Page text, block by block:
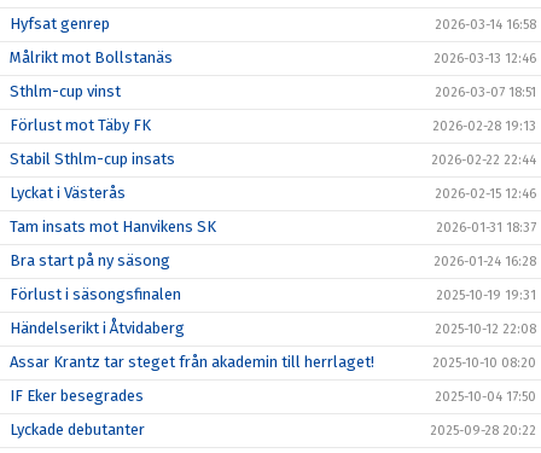
Hyfsat genrep 2026-03-14 16:58
Målrikt mot Bollstanäs 2026-03-13 12:46
Sthlm-cup vinst 2026-03-07 18:51
Förlust mot Täby FK 2026-02-28 19:13
Stabil Sthlm-cup insats 2026-02-22 22:44
Lyckat i Västerås 2026-02-15 12:46
Tam insats mot Hanvikens SK 2026-01-31 18:37
Bra start på ny säsong 2026-01-24 16:28
Förlust i säsongsfinalen 2025-10-19 19:31
Händelserikt i Åtvidaberg 2025-10-12 22:08
Assar Krantz tar steget från akademin till herrlaget! 2025-10-10 08:20
IF Eker besegrades 2025-10-04 17:50
Lyckade debutanter 2025-09-28 20:22